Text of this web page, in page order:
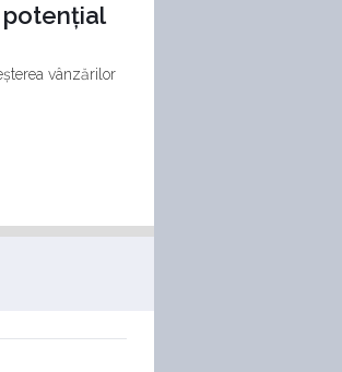
potențial
vânzărilor